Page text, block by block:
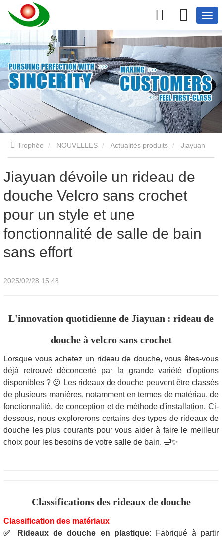
Trophée NOUVELLES Actualités produits
dévoile un rideau de douche Velcro sans crochet pour un style
et une fonctionnalité de salle de bain sans effort
Jiayuan dévoile un rideau de
douche Velcro sans crochet
pour un style et une
fonctionnalité de salle de bain
sans effort
2025/02/28 15:48
L'innovation quotidienne de Jiayuan : rideau de
douche à velcro sans crochet
Lorsque vous achetez un rideau de douche, vous êtes-vous
déjà retrouvé déconcerté par la grande variété d'options
disponibles ? 😕 Les rideaux de douche peuvent être classés
de plusieurs manières, notamment en termes de matériau, de
fonctionnalité, de conception et de méthode d'installation. Ci-
dessous, nous explorerons certains des types de rideaux de
douche les plus courants pour vous aider à faire le meilleur
choix pour les besoins de votre salle de bain. 🛁✨
Classifications des rideaux de douche
Classification des matériaux
✅
Rideaux de douche en plastique: Fabriqué à partir